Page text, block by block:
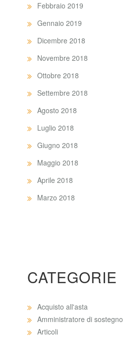
Febbraio 2019
Gennaio 2019
Dicembre 2018
Novembre 2018
Ottobre 2018
Settembre 2018
Agosto 2018
Luglio 2018
Giugno 2018
Maggio 2018
Aprile 2018
Marzo 2018
CATEGORIE
Acquisto all'asta
Amministratore di sostegno
Articoli